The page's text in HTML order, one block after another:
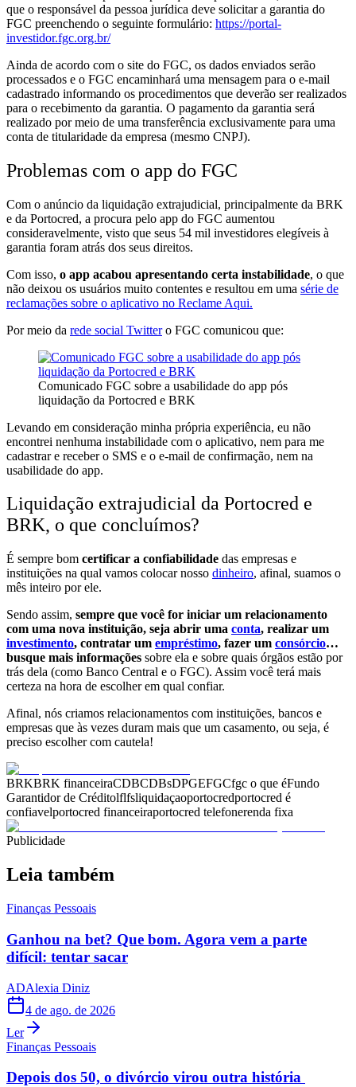
que o responsável da pessoa jurídica deve solicitar a garantia do
FGC preenchendo o seguinte formulário: https://portal-
investidor.fgc.org.br/
Ainda de acordo com o site do FGC, os dados enviados serão
processados e o FGC encaminhará uma mensagem para o e-mail
cadastrado informando os procedimentos que deverão ser realizados
para o recebimento da garantia. O pagamento da garantia será
realizado por meio de uma transferência exclusivamente para uma
conta de titularidade da empresa (mesmo CNPJ).
Problemas com o app do FGC
Com o anúncio da liquidação extrajudicial, principalmente da BRK
e da Portocred, a procura pelo app do FGC aumentou
consideravelmente, visto que seus 54 mil investidores elegíveis à
garantia foram atrás dos seus direitos.
Com isso, o app acabou apresentando certa instabilidade, o que
não deixou os usuários muito contentes e resultou em uma série de
reclamações sobre o aplicativo no Reclame Aqui.
Por meio da rede social Twittero FGC comunicou que:
Comunicado FGC sobre a usabilidade do app pós
liquidação da Portocred e BRK
Levando em consideração minha própria experiência, eu não
encontrei nenhuma instabilidade com o aplicativo, nem para me
cadastrar e receber o SMS e o e-mail de confirmação, nem na
usabilidade do app.
Liquidação extrajudicial da Portocred e
BRK, o que concluímos?
É sempre bom certificar a confiabilidade das empresas e
instituições na qual vamos colocar nosso dinheiro, afinal, suamos o
mês inteiro por ele.
Sendo assim, sempre que você for iniciar um relacionamento
com uma nova instituição, seja abrir uma conta, realizar um
investimento, contratar um empréstimo, fazer um consórcio…
busque mais informações sobre ela e sobre quais órgãos estão por
trás dela (como Banco Central e o FGC). Assim você terá mais
certeza na hora de escolher em qual confiar.
Afinal, nós criamos relacionamentos com instituições, bancos e
empresas que às vezes duram mais que um casamento, ou seja, é
preciso escolher com cautela!
BRKBRK financeiraCDBCDBsDPGEFGCfgc o que éFundo
Garantidor de Créditolflfsliquidaçaoportocredportocred é
confiavelportocred financeiraportocred telefonerenda fixa
Publicidade
Leia também
Finanças Pessoais
Ganhou na bet? Que bom. Agora vem a parte
difícil: tentar sacar
ADAlexia Diniz
4 de ago. de 2026
Ler
Finanças Pessoais
Depois dos 50, o divórcio virou outra história